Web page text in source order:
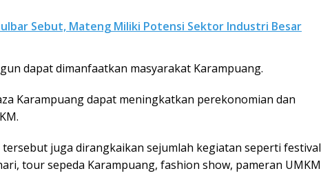
Sebut, Mateng Miliki Potensi Sektor Industri Besar
dapat dimanfaatkan masyarakat Karampuang.
Karampuang dapat meningkatkan perekonomian dan
juga dirangkaikan sejumlah kegiatan seperti festival
tour sepeda Karampuang, fashion show, pameran UMKM